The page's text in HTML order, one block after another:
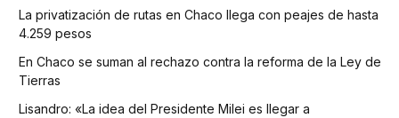
La privatización de rutas en Chaco llega con peajes de hasta
4.259 pesos
En Chaco se suman al rechazo contra la reforma de la Ley de
Tierras
Lisandro: «La idea del Presidente Milei es llegar a